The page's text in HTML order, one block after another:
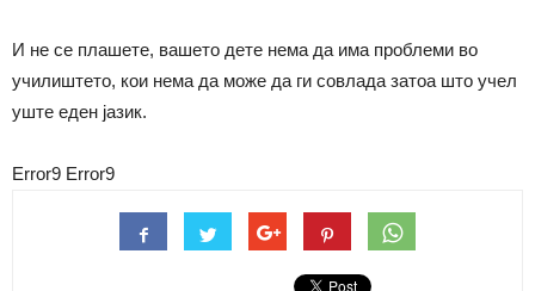
И не се плашете, вашето дете нема да има проблеми во
училиштето, кои нема да може да ги совлада затоа што учел
уште еден јазик.
Error9 Error9